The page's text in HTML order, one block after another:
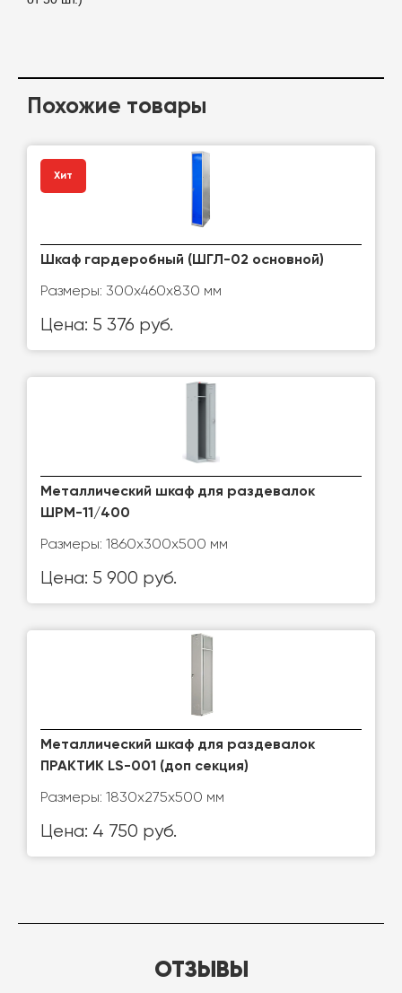
Похожие товары
Хит
Шкаф гардеробный (ШГЛ-02 основной)
Размеры: 300x460x830 мм
Цена: 5 376 руб.
Металлический шкаф для раздевалок
ШРМ-11/400
Размеры: 1860x300x500 мм
Цена: 5 900 руб.
Металлический шкаф для раздевалок
ПРАКТИК LS-001 (доп секция)
Размеры: 1830x275x500 мм
Цена: 4 750 руб.
ОТЗЫВЫ